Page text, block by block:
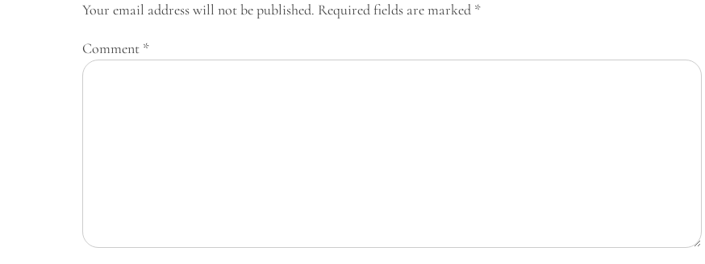
Your email address will not be published. Required fields are marked *
Comment *